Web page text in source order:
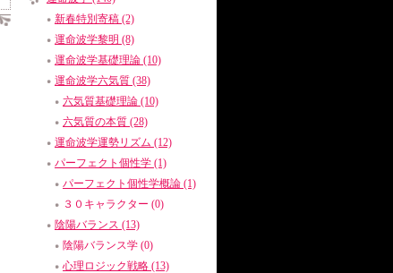
新春特別寄稿 (2)
運命波学黎明 (8)
運命波学基礎理論 (10)
運命波学六気質 (38)
六気質基礎理論 (10)
六気質の本質 (28)
運命波学運勢リズム (12)
パーフェクト個性学 (1)
パーフェクト個性学概論 (1)
３０キャラクター (0)
陰陽バランス (13)
陰陽バランス学 (0)
心理ロジック戦略 (13)